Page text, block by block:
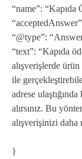
“name”: “Kapıda
“@type”:
“text”: “Kapıda
alışverişlerde
ile
adrese
alırsınız. Bu
alışverişinizi daha
}